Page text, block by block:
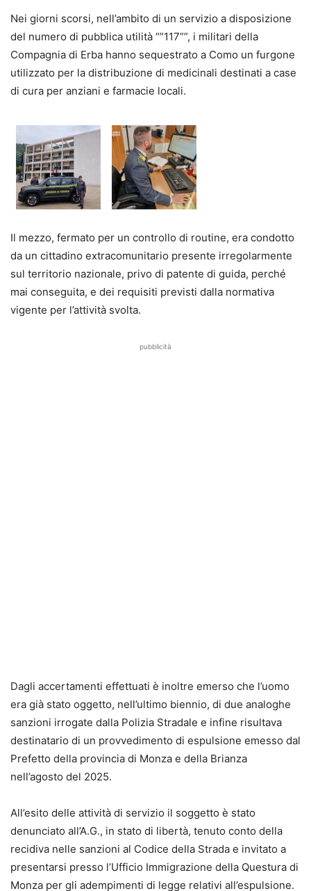
Nei giorni scorsi, nell’ambito di un servizio a disposizione
del numero di pubblica utilità “”117””, i militari della
Compagnia di Erba hanno sequestrato a Como un furgone
utilizzato per la distribuzione di medicinali destinati a case
di cura per anziani e farmacie locali.
Il mezzo, fermato per un controllo di routine, era condotto
da un cittadino extracomunitario presente irregolarmente
sul territorio nazionale, privo di patente di guida, perché
mai conseguita, e dei requisiti previsti dalla normativa
vigente per l’attività svolta.
pubblicità
Dagli accertamenti effettuati è inoltre emerso che l’uomo
era già stato oggetto, nell’ultimo biennio, di due analoghe
sanzioni irrogate dalla Polizia Stradale e infine risultava
destinatario di un provvedimento di espulsione emesso dal
Prefetto della provincia di Monza e della Brianza
nell’agosto del 2025.
All’esito delle attività di servizio il soggetto è stato
denunciato all’A.G., in stato di libertà, tenuto conto della
recidiva nelle sanzioni al Codice della Strada e invitato a
presentarsi presso l’Ufficio Immigrazione della Questura di
Monza per gli adempimenti di legge relativi all’espulsione.